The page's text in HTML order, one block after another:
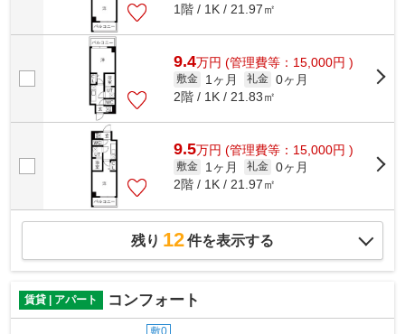
1階 / 1K / 21.97㎡
9.4万円 (管理費等：15,000円 )
敷金 1ヶ月 礼金 0ヶ月
2階 / 1K / 21.83㎡
9.5万円 (管理費等：15,000円 )
敷金 1ヶ月 礼金 0ヶ月
2階 / 1K / 21.97㎡
残り 12件を表示する
賃貸 | アパート コンフォート
敷0